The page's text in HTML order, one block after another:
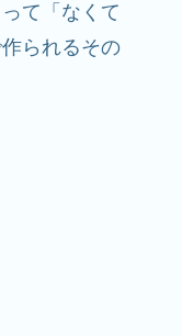
て「なくて
られるその